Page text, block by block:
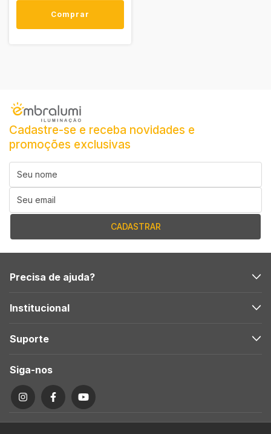
Comprar
Cadastre-se e receba novidades e
promoções exclusivas
Precisa de ajuda?
Institucional
Suporte
Siga-nos